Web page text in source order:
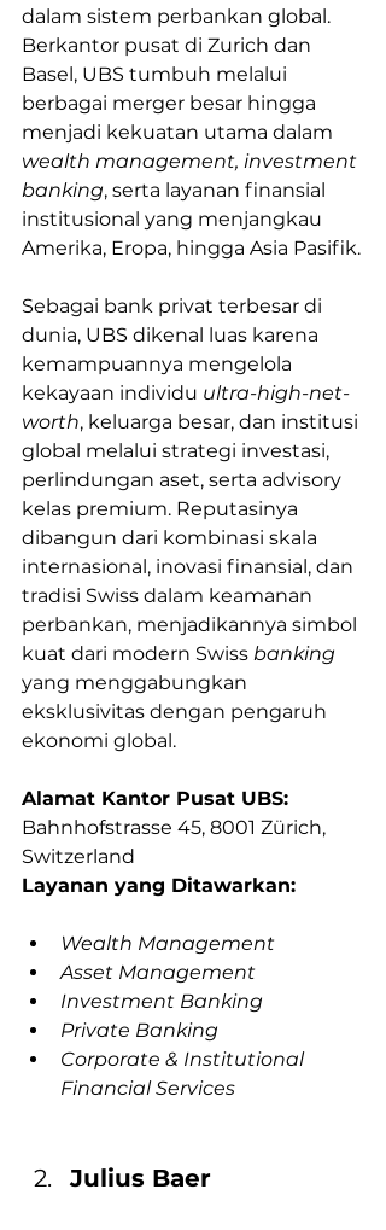
dalam sistem perbankan global.
Berkantor pusat di Zurich dan
Basel, UBS tumbuh melalui
berbagai merger besar hingga
menjadi kekuatan utama dalam
wealth management, investment
banking, serta layanan finansial
institusional yang menjangkau
Amerika, Eropa, hingga Asia Pasifik.
Sebagai bank privat terbesar di
dunia, UBS dikenal luas karena
kemampuannya mengelola
kekayaan individu ultra-high-net-
worth, keluarga besar, dan institusi
global melalui strategi investasi,
perlindungan aset, serta advisory
kelas premium. Reputasinya
dibangun dari kombinasi skala
internasional, inovasi finansial, dan
tradisi Swiss dalam keamanan
perbankan, menjadikannya simbol
kuat dari modern Swiss banking
yang menggabungkan
eksklusivitas dengan pengaruh
ekonomi global.
Alamat Kantor Pusat UBS:
Bahnhofstrasse 45, 8001 Zürich,
Switzerland
Layanan yang Ditawarkan:
Wealth Management
Asset Management
Investment Banking
Private Banking
Corporate & Institutional
Financial Services
Julius Baer